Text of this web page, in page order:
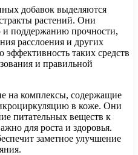
добавок выделяются
растений. Они
и поддержанию прочности,
расслоения и других
таких средств
и правильной
на комплексы, содержащие
в коже. Они
питательных веществ к
для роста и здоровья.
заметное улучшение